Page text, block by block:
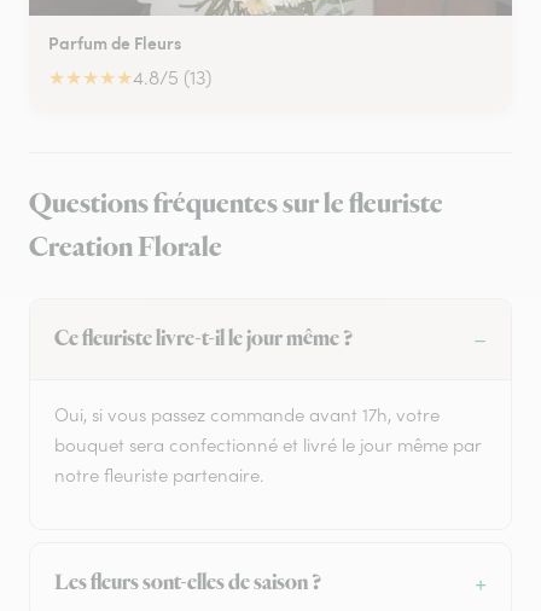
Parfum de Fleurs
★★★★★4.8/5 (13)
Questions fréquentes sur le fleuriste
Creation Florale
Ce fleuriste livre-t-il le jour même ?
Oui, si vous passez commande avant 17h, votre
bouquet sera confectionné et livré le jour même par
notre fleuriste partenaire.
Les fleurs sont-elles de saison ?